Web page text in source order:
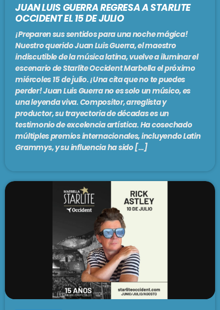
JUAN LUIS GUERRA REGRESA A STARLITE
OCCIDENT EL 15 DE JULIO
¡Preparen sus sentidos para una noche mágica!
Nuestro querido Juan Luis Guerra, el maestro
indiscutible de la música latina, vuelve a iluminar el
escenario de Starlite Occident Marbella el próximo
miércoles 15 de julio. ¡Una cita que no te puedes
perder! Juan Luis Guerra no es solo un músico, es
una leyenda viva. Compositor, arreglista y
productor, su trayectoria de décadas es un
testimonio de excelencia artística. Ha cosechado
múltiples premios internacionales, incluyendo Latin
Grammys, y su influencia ha sido […]